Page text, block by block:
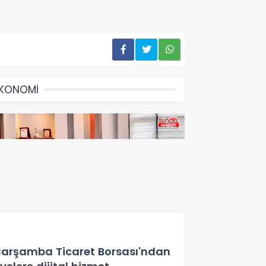
Ticaret Borsası'ndan